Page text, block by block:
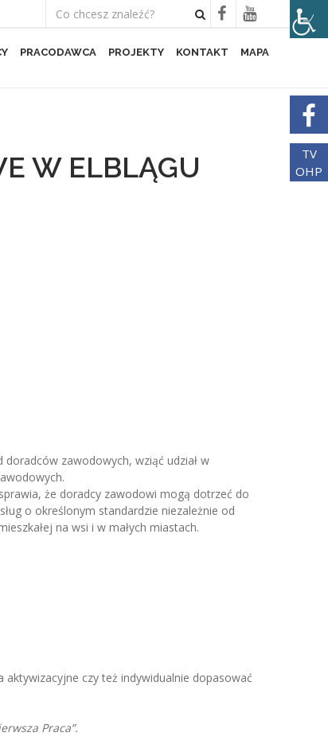
TV
OHP
PRACODAWCA PROJEKTY KONTAKT MAPA
W ELBLĄGU
zawodowych, wziąć udział w
że doradcy zawodowi mogą dotrzeć do
o określonym standardzie niezależnie od
na wsi i w małych miastach.
czy też indywidualnie dopasować
Praca”.